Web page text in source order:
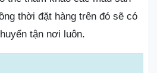
thời đặt hàng trên đó sẽ có
tận nơi luôn.